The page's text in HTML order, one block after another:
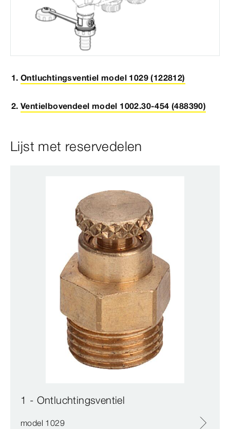
Ontluchtingsventiel model 1029 (122812)
Ventielbovendeel model 1002.30-454 (488390)
Lijst met reservedelen
1 - Ontluchtingsventiel
model 1029